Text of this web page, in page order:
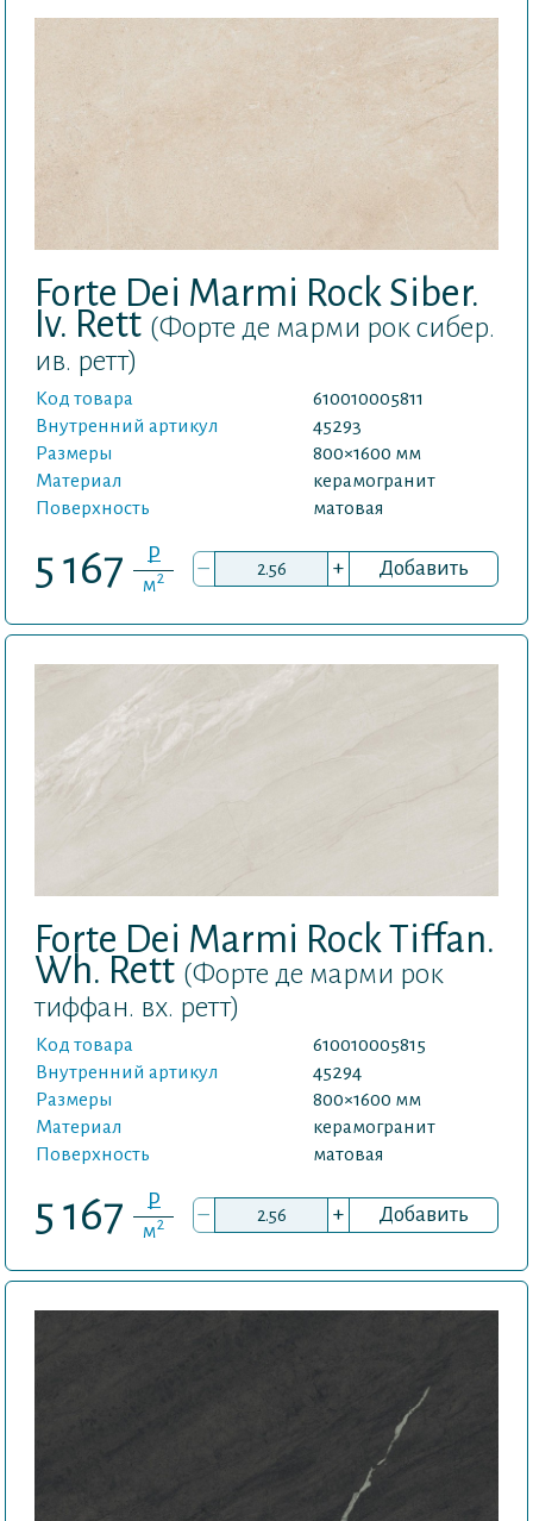
Forte Dei Marmi Rock Siber.
Iv. Rett (Форте де марми рок сибер.
ив. ретт)
Код товара
610010005811
Внутренний артикул
45293
Размеры
800×1600 мм
Материал
керамогранит
Поверхность
матовая
5 167 P
м2 – + Добавить
Forte Dei Marmi Rock Tiffan.
Wh. Rett (Форте де марми рок
тиффан. вх. ретт)
Код товара
610010005815
Внутренний артикул
45294
Размеры
800×1600 мм
Материал
керамогранит
Поверхность
матовая
5 167 P
м2 – + Добавить